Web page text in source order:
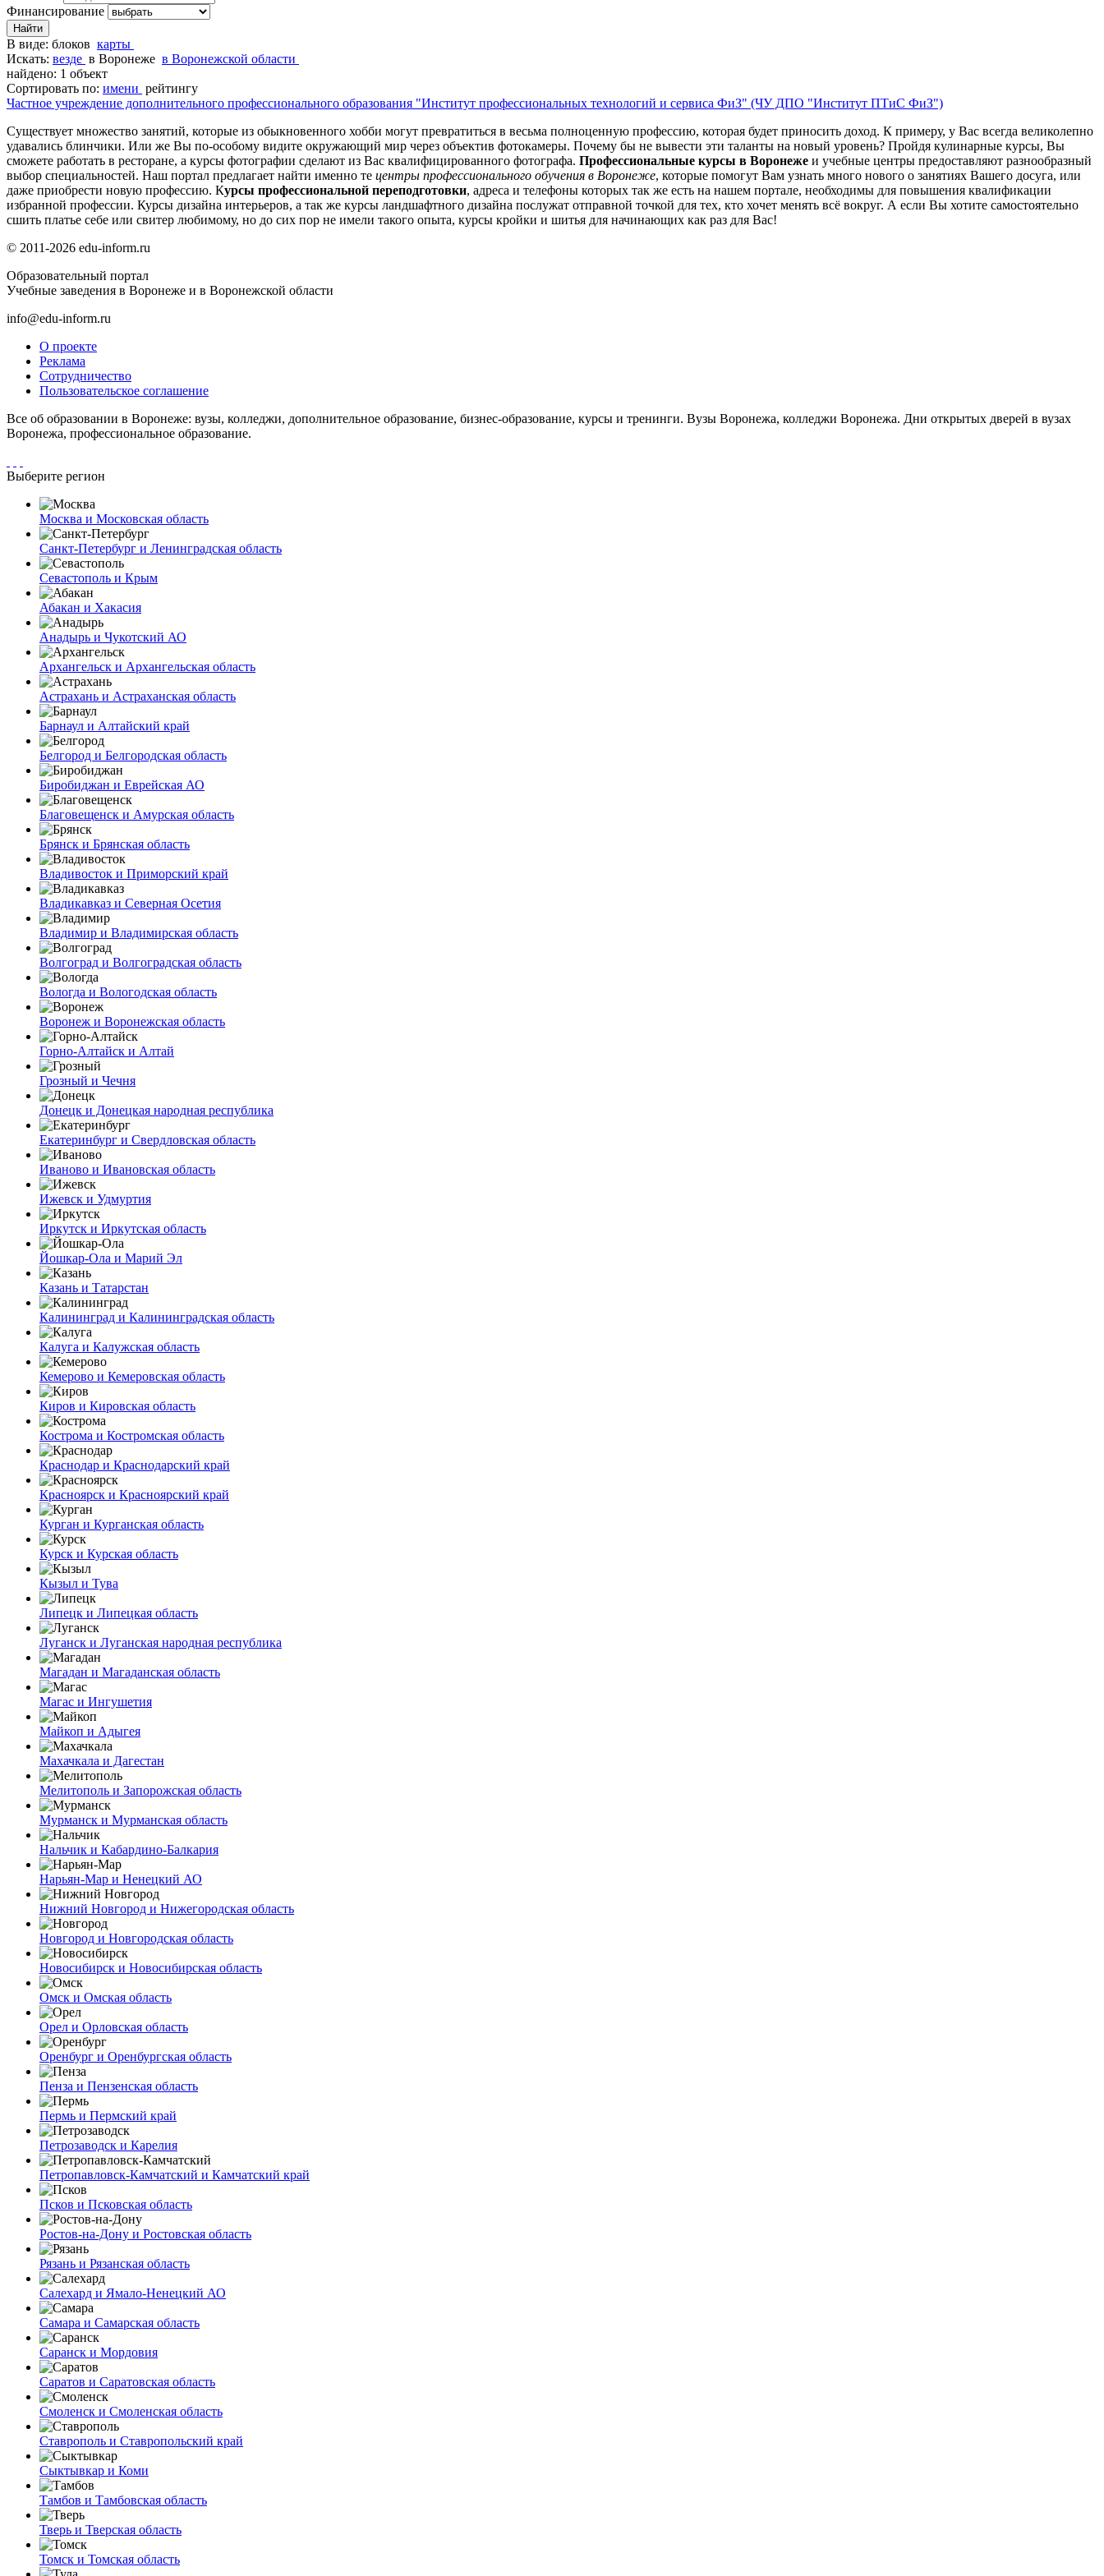
Финансирование
В виде: блоков карты
Искать: везде в Воронеже в Воронежской области
найдено: 1 объект
Сортировать по: имени рейтингу
Частное учреждение дополнительного профессионального образования "Институт профессиональных технологий и сервиса ФиЗ" (ЧУ ДПО "Институт ПТиС ФиЗ")
Существует множество занятий, которые из обыкновенного хобби могут превратиться в весьма полноценную профессию, которая будет приносить доход. К примеру, у Вас всегда великолепно
удавались блинчики. Или же Вы по-особому видите окружающий мир через объектив фотокамеры. Почему бы не вывести эти таланты на новый уровень? Пройдя кулинарные курсы, Вы
сможете работать в ресторане, а курсы фотографии сделают из Вас квалифицированного фотографа. Профессиональные курсы в Воронеже и учебные центры предоставляют разнообразный
выбор специальностей. Наш портал предлагает найти именно те центры профессионального обучения в Воронеже, которые помогут Вам узнать много нового о занятиях Вашего досуга, или
даже приобрести новую профессию. Курсы профессиональной переподготовки, адреса и телефоны которых так же есть на нашем портале, необходимы для повышения квалификации
избранной профессии. Курсы дизайна интерьеров, а так же курсы ландшафтного дизайна послужат отправной точкой для тех, кто хочет менять всё вокруг. А если Вы хотите самостоятельно
сшить платье себе или свитер любимому, но до сих пор не имели такого опыта, курсы кройки и шитья для начинающих как раз для Вас!
© 2011-2026 edu-inform.ru
Образовательный портал
Учебные заведения в Воронеже и в Воронежской области
info@edu-inform.ru
О проекте
Реклама
Сотрудничество
Пользовательское соглашение
Все об образовании в Воронеже: вузы, колледжи, дополнительное образование, бизнес-образование, курсы и тренинги. Вузы Воронежа, колледжи Воронежа. Дни открытых дверей в вузах
Воронежа, профессиональное образование.
Выберите регион
Москва и Московская область
Санкт-Петербург и Ленинградская область
Севастополь и Крым
Абакан и Хакасия
Анадырь и Чукотский АО
Архангельск и Архангельская область
Астрахань и Астраханская область
Барнаул и Алтайский край
Белгород и Белгородская область
Биробиджан и Еврейская АО
Благовещенск и Амурская область
Брянск и Брянская область
Владивосток и Приморский край
Владикавказ и Северная Осетия
Владимир и Владимирская область
Волгоград и Волгоградская область
Вологда и Вологодская область
Воронеж и Воронежская область
Горно-Алтайск и Алтай
Грозный и Чечня
Донецк и Донецкая народная республика
Екатеринбург и Свердловская область
Иваново и Ивановская область
Ижевск и Удмуртия
Иркутск и Иркутская область
Йошкар-Ола и Марий Эл
Казань и Татарстан
Калининград и Калининградская область
Калуга и Калужская область
Кемерово и Кемеровская область
Киров и Кировская область
Кострома и Костромская область
Краснодар и Краснодарский край
Красноярск и Красноярский край
Курган и Курганская область
Курск и Курская область
Кызыл и Тува
Липецк и Липецкая область
Луганск и Луганская народная республика
Магадан и Магаданская область
Магас и Ингушетия
Майкоп и Адыгея
Махачкала и Дагестан
Мелитополь и Запорожская область
Мурманск и Мурманская область
Нальчик и Кабардино-Балкария
Нарьян-Мар и Ненецкий АО
Нижний Новгород и Нижегородская область
Новгород и Новгородская область
Новосибирск и Новосибирская область
Омск и Омская область
Орел и Орловская область
Оренбург и Оренбургская область
Пенза и Пензенская область
Пермь и Пермский край
Петрозаводск и Карелия
Петропавловск-Камчатский и Камчатский край
Псков и Псковская область
Ростов-на-Дону и Ростовская область
Рязань и Рязанская область
Салехард и Ямало-Ненецкий АО
Самара и Самарская область
Саранск и Мордовия
Саратов и Саратовская область
Смоленск и Смоленская область
Ставрополь и Ставропольский край
Сыктывкар и Коми
Тамбов и Тамбовская область
Тверь и Тверская область
Томск и Томская область